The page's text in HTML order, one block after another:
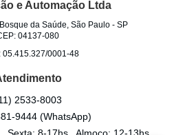
e Automação Ltda
Bosque da Saúde, São Paulo -SP
04137-080
05.415.327/0001-48
2533-8003
9444(WhatsApp)
Sexta: 8-17hs , Almoço: 12-13hs